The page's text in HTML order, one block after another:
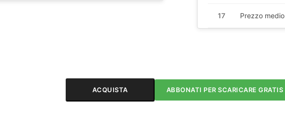
17 Prezzo medio
ACQUISTA ABBONATI PER SCARICARE GRATIS